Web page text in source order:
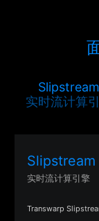
Slipstream
实时流计算
Slipstream
实时流计算引擎
Transwarp